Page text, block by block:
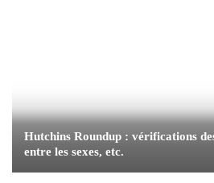
Hutchins Roundup : vérifications
entre les sexes, etc.